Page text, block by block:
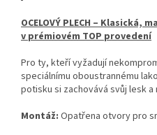
OCELOVÝ PLECH – Klasická,
v prémiovém TOP provedení
Pro ty, kteří vyžadují
speciálnímu oboustrannému
potisku si zachovává svůj lesk
Montáž: Opatřena otvory pro